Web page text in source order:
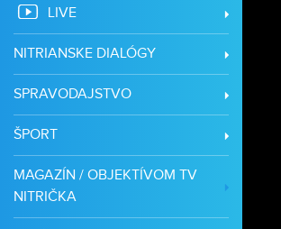
LIVE
NITRIANSKE DIALÓGY
SPRAVODAJSTVO
ŠPORT
MAGAZÍN / OBJEKTÍVOM TV
NITRIČKA